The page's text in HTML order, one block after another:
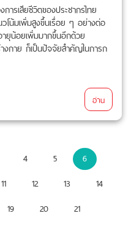
ารเสียชีวิตของประชากรไทย
น้มเพิ่มสูงขึ้นเรื่อย ๆ อย่างต่อ
ายุน้อยเพิ่มมากขึ้นอีกด้วย
งกาย ก็เป็นปัจจัยสำคัญในการก
อ่าน
4 5
6
11 12 13
14
19 20
21